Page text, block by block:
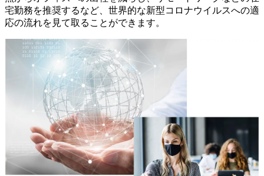
宅勤務を推奨するなど、世界的な新型コロナウイルスへの適
応の流れを見て取ることができます。